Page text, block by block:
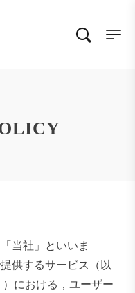
当社」といいま
供するサービス（以
における，ユーザー